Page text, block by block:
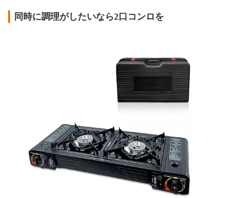
同時に調理がしたいなら2口コンロを